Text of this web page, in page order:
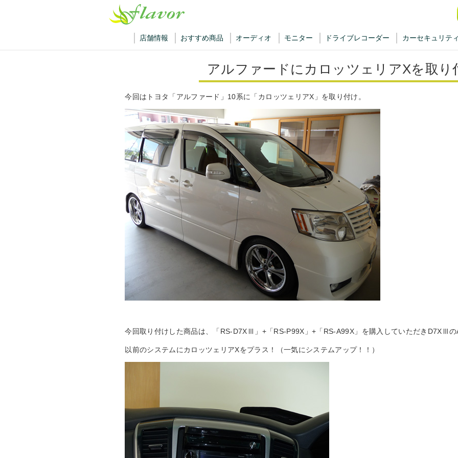
店舗情報 おすすめ商品 オーディオ モニター ドライブレコーダー カーセキュリティ
アルファードにカロッツェリアXを取り
今回はトヨタ「アルファード」10系に「カロッツェリアX」を取り付け。
今回取り付けした商品は、「RS-D7XⅢ」+「RS-P99X」+「RS-A99X」を購入していただきD7XⅢの
以前のシステムにカロッツェリアXをプラス！（一気にシステムアップ！！）